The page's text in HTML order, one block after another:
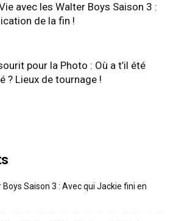
avec les Walter Boys Saison 3 :
de la fin !
pour la Photo : Où a t’il été
? Lieux de tournage !
Boys Saison 3 : Avec qui Jackie fini en